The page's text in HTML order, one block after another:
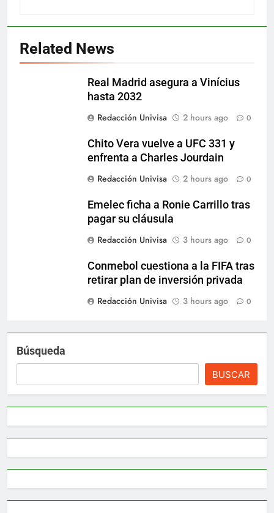
Related News
Real Madrid asegura a Vinícius
hasta 2032
Redacción Univisa
2 hours ago 0
Chito Vera vuelve a UFC 331 y
enfrenta a Charles Jourdain
Redacción Univisa
2 hours ago 0
Emelec ficha a Ronie Carrillo tras
pagar su cláusula
Redacción Univisa
3 hours ago 0
Conmebol cuestiona a la FIFA tras
retirar plan de inversión privada
Redacción Univisa
3 hours ago 0
Búsqueda
BUSCAR